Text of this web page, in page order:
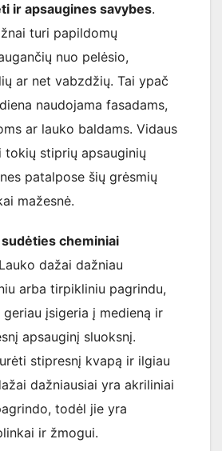
ir apsaugines savybes.
turi papildomų
nuo pelėsio,
ar net vabzdžių. Tai ypač
naudojama fasadams,
ar lauko baldams. Vidaus
tokių stiprių apsauginių
patalpose šių grėsmių
mažesnė.
cheminiai
Lauko dažai dažniau
arba tirpikliniu pagrindu,
įsigeria į medieną ir
apsauginį sluoksnį.
stipresnį kvapą ir ilgiau
dažniausiai yra akriliniai
todėl jie yra
ir žmogui.